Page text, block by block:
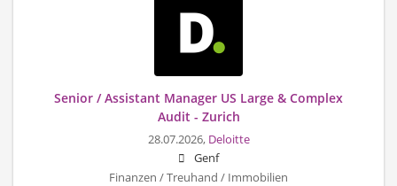
Senior / Assistant Manager US Large & Complex
Audit - Zurich
28.07.2026, Deloitte
Genf
Finanzen / Treuhand / Immobilien